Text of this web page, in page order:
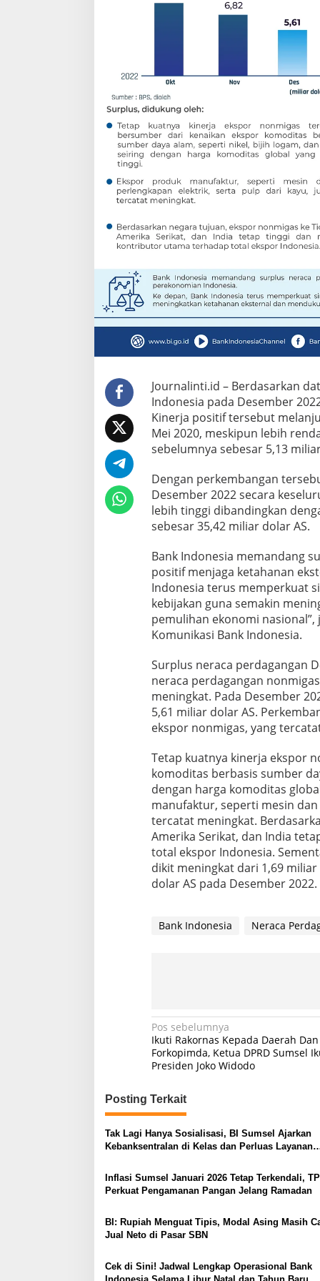
Journalinti.id – Berdasarkan
Indonesia pada Desember
Kinerja positif tersebut
Mei 2020, meskipun lebih
sebelumnya sebesar 5,13
Dengan perkembangan
Desember 2022 secara
lebih tinggi dibandingkan
sebesar 35,42 miliar dolar AS.
Bank Indonesia memandang
positif menjaga ketahanan
Indonesia terus memperkuat
kebijakan guna semakin
pemulihan ekonomi
Komunikasi Bank Indonesia.
Surplus neraca perdagangan
neraca perdagangan
meningkat. Pada Desember
5,61 miliar dolar AS.
ekspor nonmigas, yang
Tetap kuatnya kinerja ekspor
komoditas berbasis sumber
dengan harga komoditas
manufaktur, seperti mesin
tercatat meningkat.
Amerika Serikat, dan India
total ekspor Indonesia.
dikit meningkat dari 1,69
dolar AS pada Desember 2022.
Bank Indonesia Neraca
N
a
v
i
g
a
s
i
p
s
Pos sebelumnya
Ikuti Rakornas Kepada Daerah Dan
Forkopimda, Ketua DPRD Sumsel
Presiden Joko Widodo
Posting Terkait
Tak Lagi Hanya Sosialisasi, BI Sumsel Ajarkan
Kebanksentralan di Kelas dan Perluas Layanan
Inflasi Sumsel Januari 2026 Tetap Terkendali,
Perkuat Pengamanan Pangan Jelang Ramadan
BI: Rupiah Menguat Tipis, Modal Asing Masih
Jual Neto di Pasar SBN
Cek di Sini! Jadwal Lengkap Operasional Bank